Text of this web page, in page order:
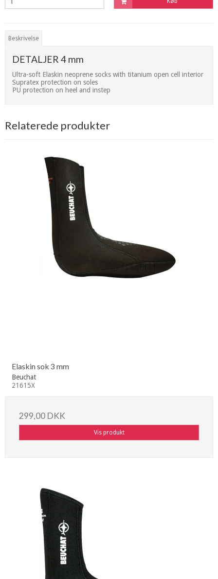
Beskrivelse
DETALJER 4 mm
Ultra-soft Elaskin neoprene socks with titanium open cell interior
Supratex protection on soles
PU protection on heel and instep
Relaterede produkter
Elaskin sok 3 mm
Beuchat
21615X
299,00 DKK
Vis produkt